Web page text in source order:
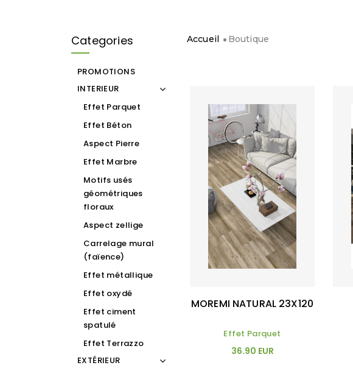
Categories
PROMOTIONS
INTERIEUR
Effet Parquet
Effet Béton
Aspect Pierre
Effet Marbre
Motifs usés
géométriques
floraux
Aspect zellige
Carrelage mural
(faïence)
Effet métallique
Effet oxydé
Effet ciment
spatulé
Effet Terrazzo
EXTÉRIEUR
Accueil Boutique
MOREMI NATURAL 23X120
Effet Parquet
36.90 EUR